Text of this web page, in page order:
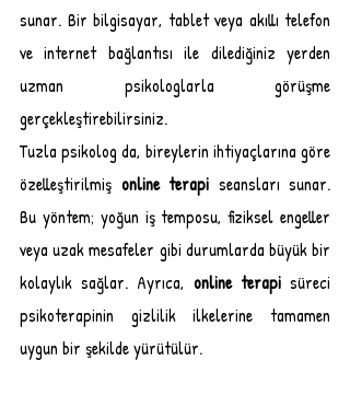
sunar. Bir bilgisayar, tablet veya akıllı telefon
ve internet bağlantısı ile dilediğiniz yerden
uzman psikologlarla görüşme
gerçekleştirebilirsiniz.
Tuzla psikolog da, bireylerin ihtiyaçlarına göre
özelleştirilmiş online terapi seansları sunar.
Bu yöntem; yoğun iş temposu, fiziksel engeller
veya uzak mesafeler gibi durumlarda büyük bir
kolaylık sağlar. Ayrıca, online terapi süreci
psikoterapinin gizlilik ilkelerine tamamen
uygun bir şekilde yürütülür.